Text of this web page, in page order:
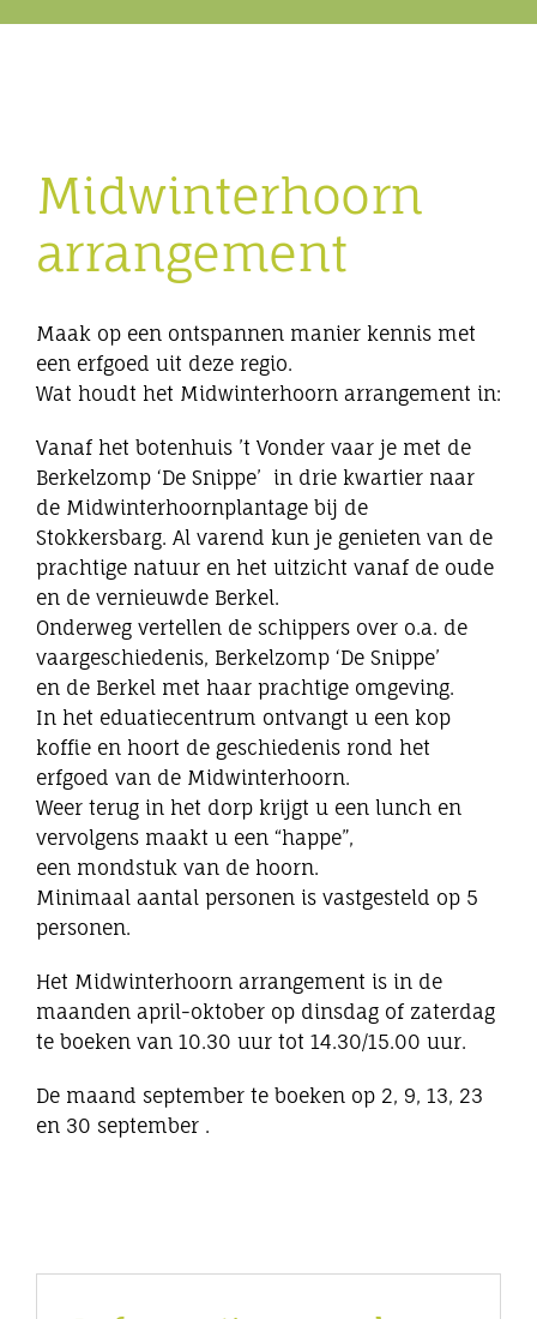
Eibergen onderneemt
Winkels
Bedrijven
Midwinterhoorn
arrangement
Maak op een ontspannen manier kennis met
een erfgoed uit deze regio.
Wat houdt het Midwinterhoorn arrangement in:
Vanaf het botenhuis ’t Vonder vaar je met de
Berkelzomp ‘De Snippe’ in drie kwartier naar
de Midwinterhoornplantage bij de
Stokkersbarg. Al varend kun je genieten van de
prachtige natuur en het uitzicht vanaf de oude
en de vernieuwde Berkel.
Onderweg vertellen de schippers over o.a. de
vaargeschiedenis, Berkelzomp ‘De Snippe’
en de Berkel met haar prachtige omgeving.
In het eduatiecentrum ontvangt u een kop
koffie en hoort de geschiedenis rond het
erfgoed van de Midwinterhoorn.
Weer terug in het dorp krijgt u een lunch en
vervolgens maakt u een “happe”,
een mondstuk van de hoorn.
Minimaal aantal personen is vastgesteld op 5
personen.
Het Midwinterhoorn arrangement is in de
maanden april-oktober op dinsdag of zaterdag
te boeken van 10.30 uur tot 14.30/15.00 uur.
De maand september te boeken op 2, 9, 13, 23
en 30 september .